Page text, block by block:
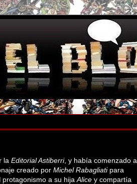
la Editorial Astiberri, y había comenzado a
creado por Michel Rabagliatipara
a su hija Alice y compartía